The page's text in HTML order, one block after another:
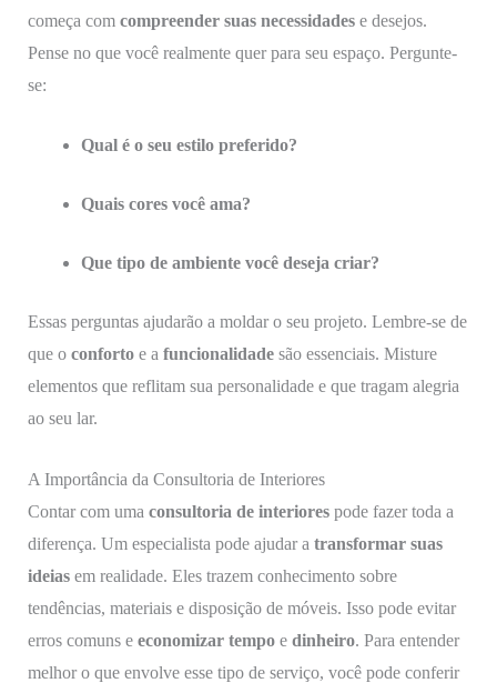
começa com compreender suas necessidadese desejos.
Pense no que você realmente quer para seu espaço. Pergunte-
se:
Qual é o seu estilo preferido?
Quais cores você ama?
Que tipo de ambiente você deseja criar?
Essas perguntas ajudarão a moldar o seu projeto. Lembre-se de
que o confortoe a funcionalidadesão essenciais. Misture
elementos que reflitam sua personalidade e que tragam alegria
ao seu lar.
A Importância da Consultoria de Interiores
Contar com uma consultoria de interiorespode fazer toda a
diferença. Um especialista pode ajudar a transformar suas
ideiasem realidade. Eles trazem conhecimento sobre
tendências, materiais e disposição de móveis. Isso pode evitar
erros comuns e economizar tempoe dinheiro. Para entender
melhor o que envolve esse tipo de serviço, você pode conferir